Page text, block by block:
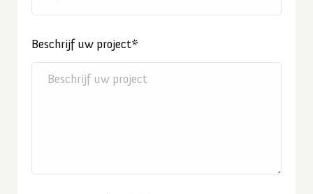
Beschrijf uw project*